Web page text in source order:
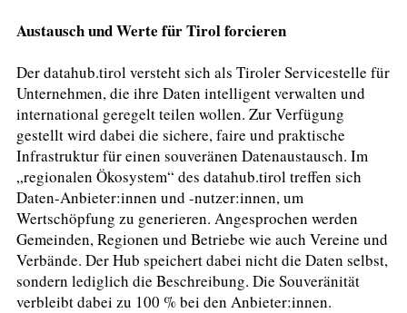
Austausch und Werte für Tirol forcieren
Der datahub.tirol versteht sich als Tiroler Servicestelle für
Unternehmen, die ihre Daten intelligent verwalten und
international geregelt teilen wollen. Zur Verfügung
gestellt wird dabei die sichere, faire und praktische
Infrastruktur für einen souveränen Datenaustausch. Im
„regionalen Ökosystem“ des datahub.tirol treffen sich
Daten-Anbieter:innen und -nutzer:innen, um
Wertschöpfung zu generieren. Angesprochen werden
Gemeinden, Regionen und Betriebe wie auch Vereine und
Verbände. Der Hub speichert dabei nicht die Daten selbst,
sondern lediglich die Beschreibung. Die Souveränität
verbleibt dabei zu 100 % bei den Anbieter:innen.